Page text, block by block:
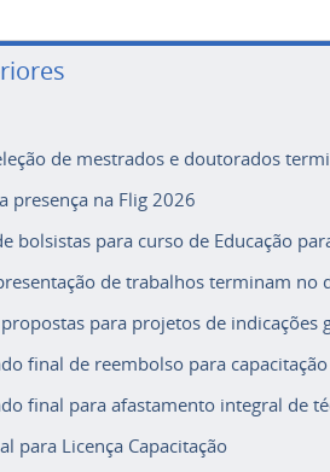
de mestrados e doutorados
presença na Flig 2026
bolsistas para curso de Educação
de trabalhos terminam no
para projetos de indicações
final de reembolso para capacitação
final para afastamento integral de
para Licença Capacitação